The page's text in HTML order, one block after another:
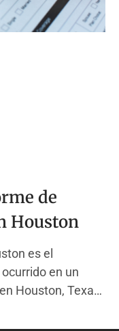
de
Houston
es el
en un
Houston, Texas.
(HPD) cuando